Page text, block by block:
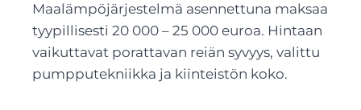
Maalämpöjärjestelmä asennettuna maksaa
tyypillisesti 20 000 – 25 000 euroa. Hintaan
vaikuttavat porattavan reiän syvyys, valittu
pumpputekniikka ja kiinteistön koko.